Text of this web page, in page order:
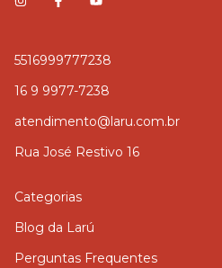
5516999777238
16 9 9977-7238
atendimento@laru.com.br
Rua José Restivo 16
Categorias
Blog da Larú
Perguntas Frequentes